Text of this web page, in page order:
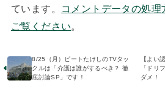
ています。
コメントデータの処
ご覧ください。
8/25（月）ビートたけしのTVタッ
クルは「介護は誰がするべき？ 徹
底討論SP」です！
【よい
「ドリ
ダメ！